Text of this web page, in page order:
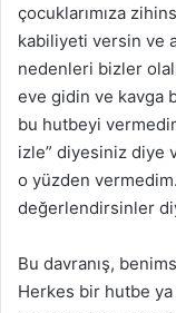
çocuklarımıza
kabiliyeti versin ve
nedenleri bizler
eve gidin ve kavga
bu hutbeyi
izle” diyesiniz diye
o yüzden
değerlendirsinler
Bu davranış,
Herkes bir hutbe